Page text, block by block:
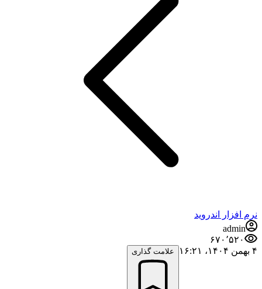
نرم افزار اندروید
admin
۶۷۰٬۵۲۰
۴ بهمن ۱۴۰۴،‏ ۱۶:۲۱
علامت گذاری